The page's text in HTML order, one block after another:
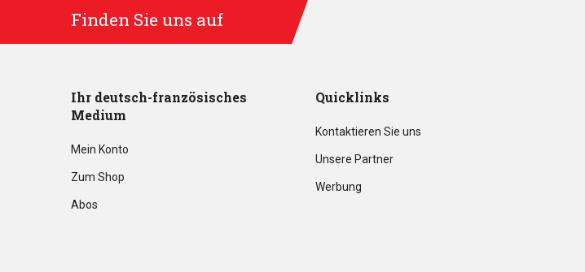
Finden Sie uns auf
Ihr deutsch-französisches
Medium
Mein Konto
Zum Shop
Abos
Quicklinks
Kontaktieren Sie uns
Unsere Partner
Werbung